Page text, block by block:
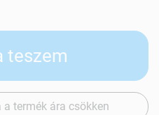
teszem
termék ára csökken